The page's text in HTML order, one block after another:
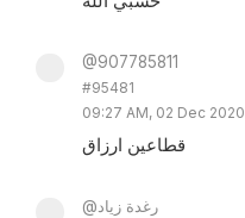
@907785811
#95481
09:27 AM, 02 Dec 2020
قطاعين ارزاق
@رغدة زياد